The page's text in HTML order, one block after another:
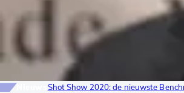
Shot Show 2020: de nieuwste